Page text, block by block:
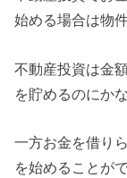
始める場合は物
不動産投資は金
を貯めるのにか
一方お金を借り
を始めることが